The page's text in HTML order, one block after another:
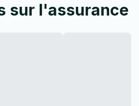
sur l'assurance